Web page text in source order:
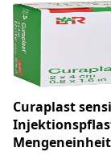
Curaplast